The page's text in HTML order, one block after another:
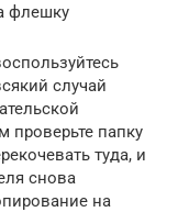
флешку
случай
проверьте папку
туда, и
снова
на